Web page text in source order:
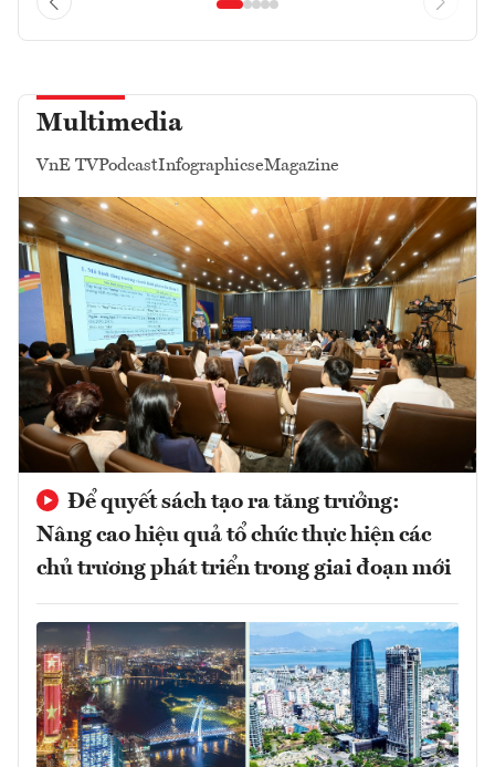
Multimedia
VnE TVPodcastInfographicseMagazine
Để quyết sách tạo ra tăng trưởng:
Nâng cao hiệu quả tổ chức thực hiện các
chủ trương phát triển trong giai đoạn mới